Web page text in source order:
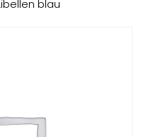
blau